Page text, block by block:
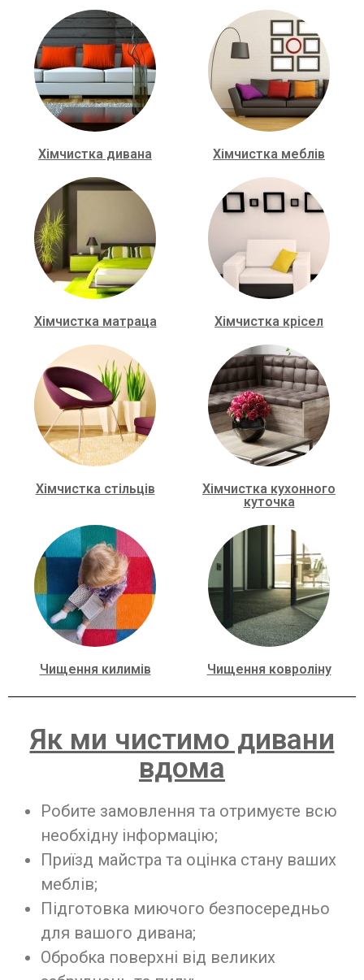
Хімчистка дивана Хімчистка меблів
Хімчистка матраца Хімчистка крісел
Хімчистка стільців
Хімчистка кухонного
куточка
Чищення килимів Чищення ковроліну
Як ми чистимо дивани
вдома
Робите замовлення та отримуєте всю
необхідну інформацію;
Приїзд майстра та оцінка стану ваших
меблів;
Підготовка миючого безпосередньо
для вашого дивана;
Обробка поверхні від великих